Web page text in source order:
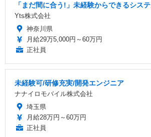
「まだ間に合う!」未経験からできるシス
Yts株式会社
神奈川県
月給29万5,000円～60万円
正社員
未経験可/研修充実/開発エンジニア
ナナイロモバイル株式会社
埼玉県
月給28万円～60万円
正社員